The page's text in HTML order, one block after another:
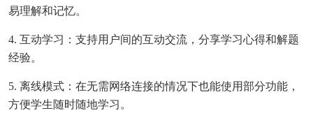
易理解和记忆。
4. 互动学习：支持用户间的互动交流，分享学习心得和解题
经验。
5. 离线模式：在无需网络连接的情况下也能使用部分功能，
方便学生随时随地学习。